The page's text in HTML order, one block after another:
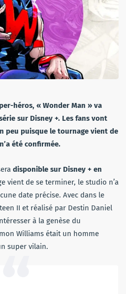
héros, « Wonder Man » va
sur Disney +. Les fans vont
peu puisque le tournage vient de
été confirmée.
disponible sur Disney + en
vient de se terminer, le studio n’a
date précise. Avec dans le
II et réalisé par Destin Daniel
à la genèse du
Williams était un homme
super vilain.